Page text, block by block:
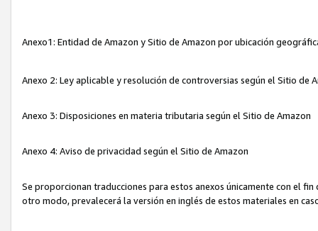
Anexo1: Entidad de Amazon y Sitio de Amazon por ubicación
Anexo 2: Ley aplicable y resolución de controversias según el Sitio de
Anexo 3: Disposiciones en materia tributaria según el Sitio de Amazon
Anexo 4: Aviso de privacidad según el Sitio de Amazon
Se proporcionan traducciones para estos anexos únicamente con el
otro modo, prevalecerá la versión en inglés de estos materiales en